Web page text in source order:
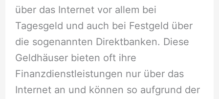
über das Internet vor allem bei
Tagesgeld und auch bei Festgeld über
die sogenannten Direktbanken. Diese
Geldhäuser bieten oft ihre
Finanzdienstleistungen nur über das
Internet an und können so aufgrund der